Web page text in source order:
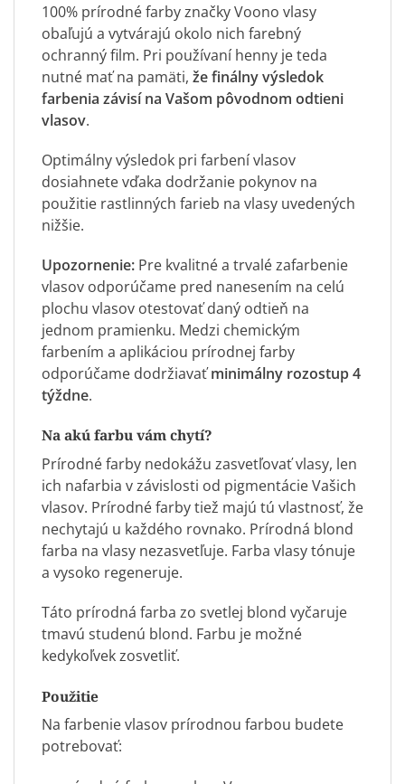
100% prírodné farby značky Voono vlasy
obaľujú a vytvárajú okolo nich farebný
ochranný film. Pri používaní henny je teda
nutné mať na pamäti, že finálny výsledok
farbenia závisí na Vašom pôvodnom odtieni
vlasov.
Optimálny výsledok pri farbení vlasov
dosiahnete vďaka dodržanie pokynov na
použitie rastlinných farieb na vlasy uvedených
nižšie.
Upozornenie: Pre kvalitné a trvalé zafarbenie
vlasov odporúčame pred nanesením na celú
plochu vlasov otestovať daný odtieň na
jednom pramienku. Medzi chemickým
farbením a aplikáciou prírodnej farby
odporúčame dodržiavaťminimálny rozostup 4
týždne.
Na akú farbu vám chytí?
Prírodné farby nedokážu zasvetľovať vlasy, len
ich nafarbia v závislosti od pigmentácie Vašich
vlasov. Prírodné farby tiež majú tú vlastnosť, že
nechytajú u každého rovnako. Prírodná blond
farba na vlasy nezasvetľuje. Farba vlasy tónuje
a vysoko regeneruje.
Táto prírodná farba zo svetlej blond vyčaruje
tmavú studenú blond. Farbu je možné
kedykoľvek zosvetliť.
Použitie
Na farbenie vlasov prírodnou farbou budete
potrebovať: